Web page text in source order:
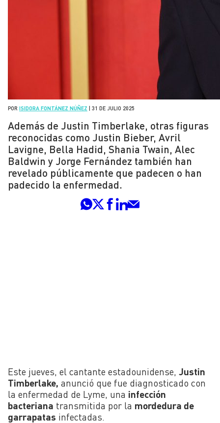
POR ISIDORA FONTÁNEZ NÚÑEZ 31 DE JULIO 2025
Además de Justin Timberlake, otras figuras
reconocidas como Justin Bieber, Avril
Lavigne, Bella Hadid, Shania Twain, Alec
Baldwin y Jorge Fernández también han
revelado públicamente que padecen o han
padecido la enfermedad.
Este jueves, el cantante estadounidense, Justin
Timberlake, anunció que fue diagnosticado con
la enfermedad de Lyme, una infección
bacteriana transmitida por la mordedura de
garrapatas infectadas.